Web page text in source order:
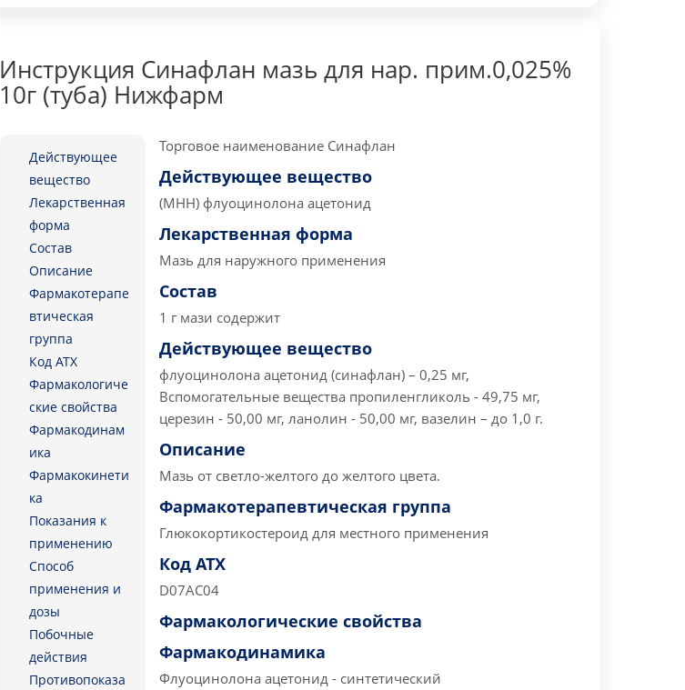
Инструкция Синафлан мазь для нар. прим.0,025%
10г (туба) Нижфарм
Действующее
вещество
Лекарственная
форма
Состав
Описание
Фармакотерапе
втическая
группа
Код АТХ
Фармакологиче
ские свойства
Фармакодинам
ика
Фармакокинети
ка
Показания к
применению
Способ
применения и
дозы
Побочные
действия
Противопоказа
Торговое наименование Синафлан
Действующее вещество
(МНН) флуоцинолона ацетонид
Лекарственная форма
Мазь для наружного применения
Состав
1 г мази содержит
Действующее вещество
флуоцинолона ацетонид (синафлан) – 0,25 мг,
Вспомогательные вещества пропиленгликоль - 49,75 мг,
церезин - 50,00 мг, ланолин - 50,00 мг, вазелин – до 1,0 г.
Описание
Мазь от светло-желтого до желтого цвета.
Фармакотерапевтическая группа
Глюкокортикостероид для местного применения
Код АТХ
D07AC04
Фармакологические свойства
Фармакодинамика
Флуоцинолона ацетонид - синтетический